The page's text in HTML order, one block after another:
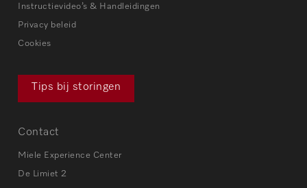
Instructievideo’s & Handleidingen
Privacy beleid
Cookies
Tips bij storingen
Contact
Miele Experience Center
De Limiet 2